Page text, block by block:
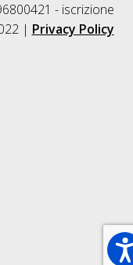
- iscrizione
| Privacy Policy